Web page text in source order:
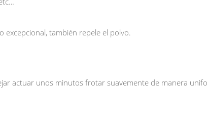
excepcional, también repele el polvo.
actuar unos minutos frotar suavemente de manera